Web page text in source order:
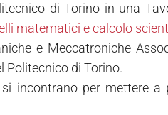
di Torino in una
matematici e calcolo
e Meccatroniche
Politecnico di Torino.
incontrano per mettere